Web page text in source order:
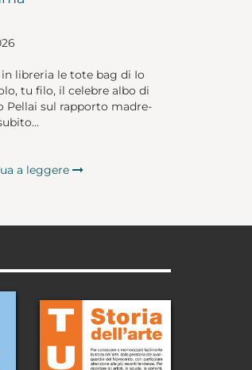
libreria le tote bag di Io
tu filo, il celebre albo di
Pellai sul rapporto madre-
a leggere